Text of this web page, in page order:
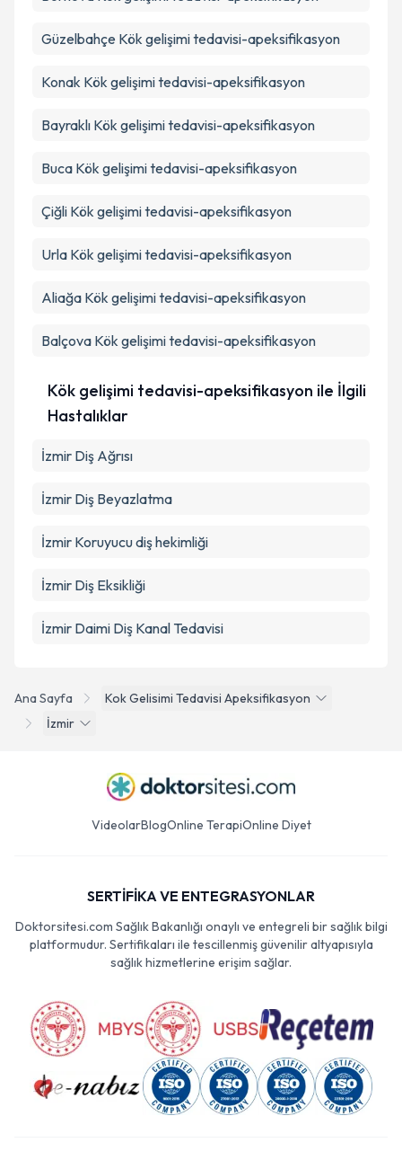
Ana Sayfa
Kok Gelisimi Tedavisi Apeksifikasyon
İzmir
Güzelbahçe Kök gelişimi tedavisi-apeksifikasyon
Konak Kök gelişimi tedavisi-apeksifikasyon
Bayraklı Kök gelişimi tedavisi-apeksifikasyon
Buca Kök gelişimi tedavisi-apeksifikasyon
Çiğli Kök gelişimi tedavisi-apeksifikasyon
Urla Kök gelişimi tedavisi-apeksifikasyon
Aliağa Kök gelişimi tedavisi-apeksifikasyon
Balçova Kök gelişimi tedavisi-apeksifikasyon
Kök gelişimi tedavisi-apeksifikasyon ile İlgili
Hastalıklar
İzmir Diş Ağrısı
İzmir Diş Beyazlatma
İzmir Koruyucu diş hekimliği
İzmir Diş Eksikliği
İzmir Daimi Diş Kanal Tedavisi
VideolarBlogOnline TerapiOnline Diyet
SERTİFİKA VE ENTEGRASYONLAR
Doktorsitesi.com Sağlık Bakanlığı onaylı ve entegreli bir sağlık bilgi
platformudur. Sertifikaları ile tescillenmiş güvenilir altyapısıyla
sağlık hizmetlerine erişim sağlar.